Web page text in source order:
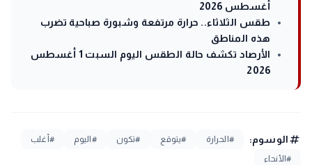
أغسطس 2026
طقس الثلاثاء.. حرارة مرتفعة وشبورة صباحية تضرب
هذه المناطق
الأرصاد تكشف حالة الطقس اليوم السبت 1 أغسطس
2026
tagالوسوم: #الحرارة #يتوقع #تكون #اليوم
#أغلب
#الأنحاء